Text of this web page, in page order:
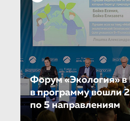
Форум «Экология» в
в программу вошли
по 5 направле­ни­ям